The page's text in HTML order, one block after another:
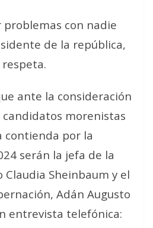
con nadie
de la república,
ante la consideración
candidatos morenistas
contienda por la
serán la jefa de la
Claudia Sheinbaum y el
Adán Augusto
entrevista telefónica: